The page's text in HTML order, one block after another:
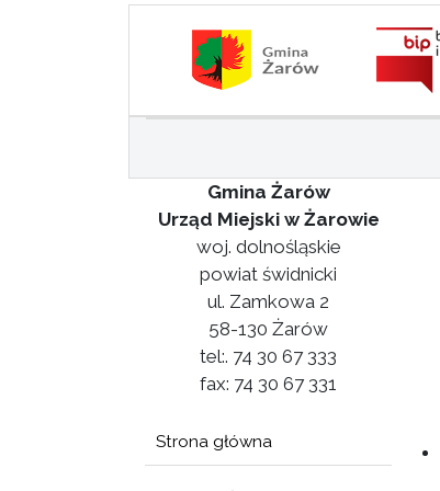
Gmina Żarów
Urząd Miejski w Żarowie
woj. dolnośląskie
powiat świdnicki
ul. Zamkowa 2
58-130 Żarów
tel:. 74 30 67 333
fax: 74 30 67 331
Strona główna